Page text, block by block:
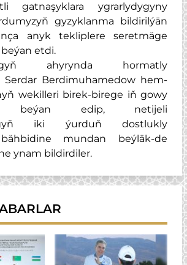
gatnaşyklara ygrarlydygyny
gyzyklanma bildirilýän
anyk tekliplere seretmäge
etdi.
ahyrynda hormatly
Serdar Berdimuhamedow hem-
wekilleri birek-birege iň gowy
beýan edip, netijeli
iki ýurduň dostlukly
mundan beýläk-de
ynam bildirdiler.